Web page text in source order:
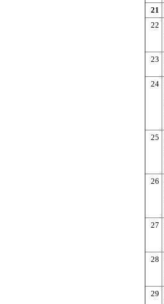
21
22
23
24
25
26
27
28
29